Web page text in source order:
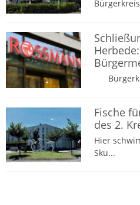
Fische
des 2.
Hier
Sku...